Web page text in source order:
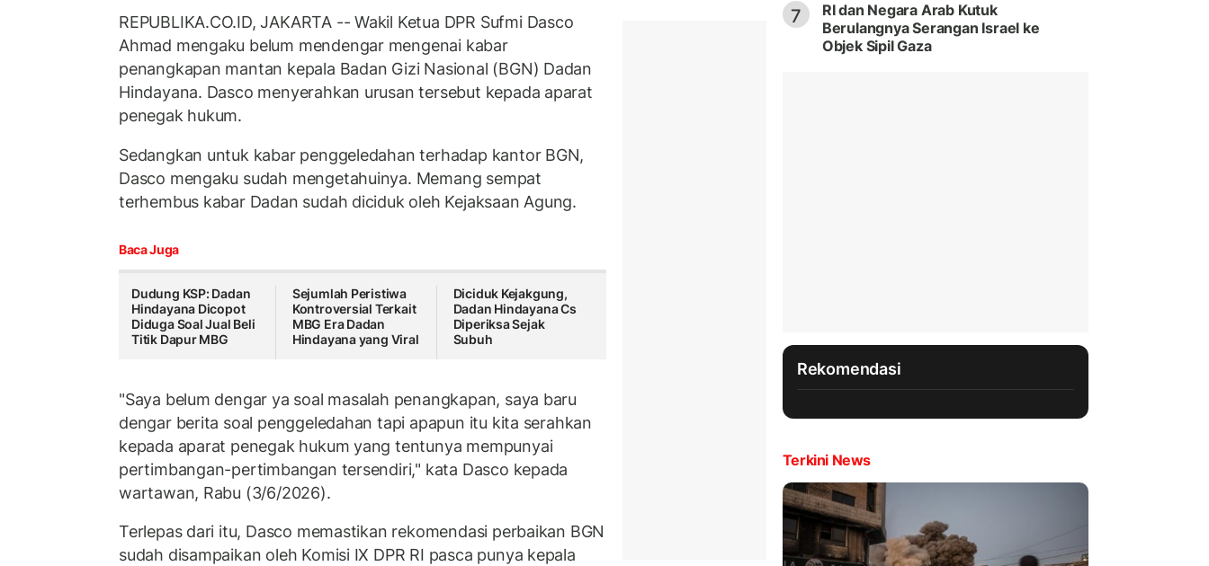
REPUBLIKA.CO.ID, JAKARTA -- Wakil Ketua DPR Sufmi Dasco
Ahmad mengaku belum mendengar mengenai kabar
penangkapan mantan kepala Badan Gizi Nasional (BGN) Dadan
Hindayana. Dasco menyerahkan urusan tersebut kepada aparat
penegak hukum.
Sedangkan untuk kabar penggeledahan terhadap kantor BGN,
Dasco mengaku sudah mengetahuinya. Memang sempat
terhembus kabar Dadan sudah diciduk oleh Kejaksaan Agung.
Baca Juga
Dudung KSP: Dadan
Hindayana Dicopot
Diduga Soal Jual Beli
Titik Dapur MBG
Sejumlah Peristiwa
Kontroversial Terkait
MBG Era Dadan
Hindayana yang Viral
Diciduk Kejakgung,
Dadan Hindayana Cs
Diperiksa Sejak
Subuh
"Saya belum dengar ya soal masalah penangkapan, saya baru
dengar berita soal penggeledahan tapi apapun itu kita serahkan
kepada aparat penegak hukum yang tentunya mempunyai
pertimbangan-pertimbangan tersendiri," kata Dasco kepada
wartawan, Rabu (3/6/2026).
Terlepas dari itu, Dasco memastikan rekomendasi perbaikan BGN
sudah disampaikan oleh Komisi IX DPR RI pasca punya kepala
7
RI dan Negara Arab Kutuk
Berulangnya Serangan Israel ke
Objek Sipil Gaza
Rekomendasi
Terkini News